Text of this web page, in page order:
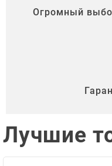
Огромный
Лучшие